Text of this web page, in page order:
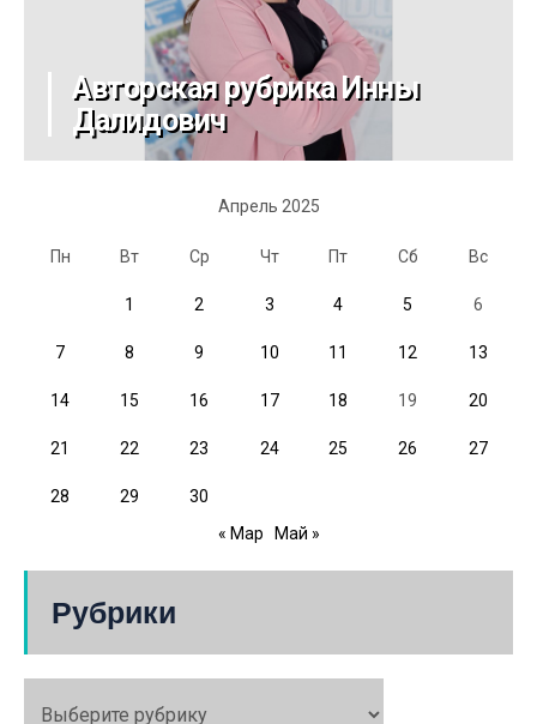
Авторская рубрика Инны
Далидович
Апрель 2025
Пн Вт Ср Чт Пт Сб Вс
1 2 3 4 5 6
7 8 9 10 11 12 13
14 15 16 17 18 19 20
21 22 23 24 25 26 27
28 29
30
« Мар
Май »
Рубрики